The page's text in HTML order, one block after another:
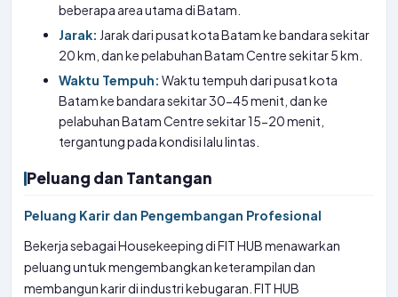
beberapa area utama di Batam.
Jarak: Jarak dari pusat kota Batam ke bandara sekitar
20 km, dan ke pelabuhan Batam Centre sekitar 5 km.
Waktu Tempuh: Waktu tempuh dari pusat kota
Batam ke bandara sekitar 30-45 menit, dan ke
pelabuhan Batam Centre sekitar 15-20 menit,
tergantung pada kondisi lalu lintas.
Peluang dan Tantangan
Peluang Karir dan Pengembangan Profesional
Bekerja sebagai Housekeeping di FIT HUB menawarkan
peluang untuk mengembangkan keterampilan dan
membangun karir di industri kebugaran. FIT HUB